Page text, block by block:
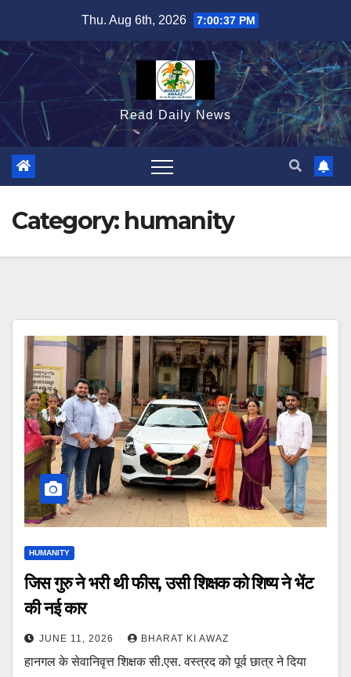
content
Thu. Aug 6th, 2026 7:00:38 PM
Read Daily News
Category: humanity
HUMANITY
जिस गुरु ने भरी थी फीस, उसी शिक्षक को शिष्य ने भेंट
की नई कार
JUNE 11, 2026 BHARAT KI AWAZ
हानगल के सेवानिवृत्त शिक्षक सी.एस. वस्त्रद को पूर्व छात्र ने दिया